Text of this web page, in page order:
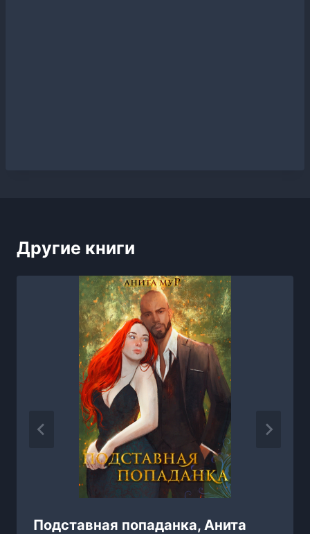
Другие книги
Подставная попаданка, Анита